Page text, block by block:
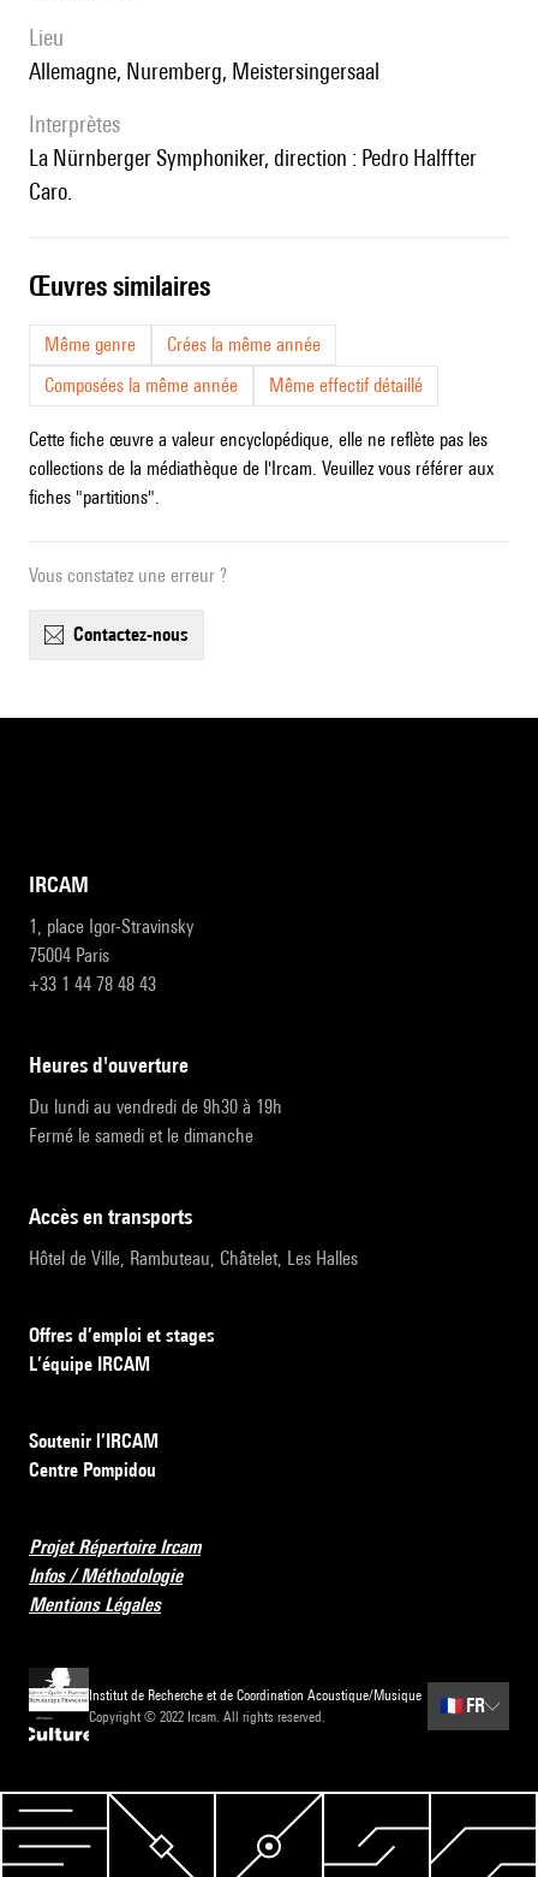
lieu
Allemagne, Nuremberg, Meistersingersaal
interprètes
la Nürnberger Symphoniker, direction : Pedro Halffter
Caro.
œuvres similaires
Même genre
Crées la même année
Composées la même année
Même effectif détaillé
Cette fiche œuvre a valeur encyclopédique, elle ne reflète pas les
collections de la médiathèque de l'Ircam. Veuillez vous référer aux
fiches "partitions".
Vous constatez une erreur ?
contactez-nous
IRCAM
1, place Igor-Stravinsky
75004 Paris
+33 1 44 78 48 43
heures d'ouverture
Du lundi au vendredi de 9h30 à 19h
Fermé le samedi et le dimanche
accès en transports
Hôtel de Ville, Rambuteau, Châtelet, Les Halles
Offres d’emploi et stages
L’équipe IRCAM
Soutenir l’IRCAM
Centre Pompidou
Projet Répertoire Ircam
Infos / Méthodologie
Mentions Légales
Institut de Recherche et de Coordination Acoustique/Musique
Copyright © 2022 Ircam. All rights reserved.
🇫🇷 FR